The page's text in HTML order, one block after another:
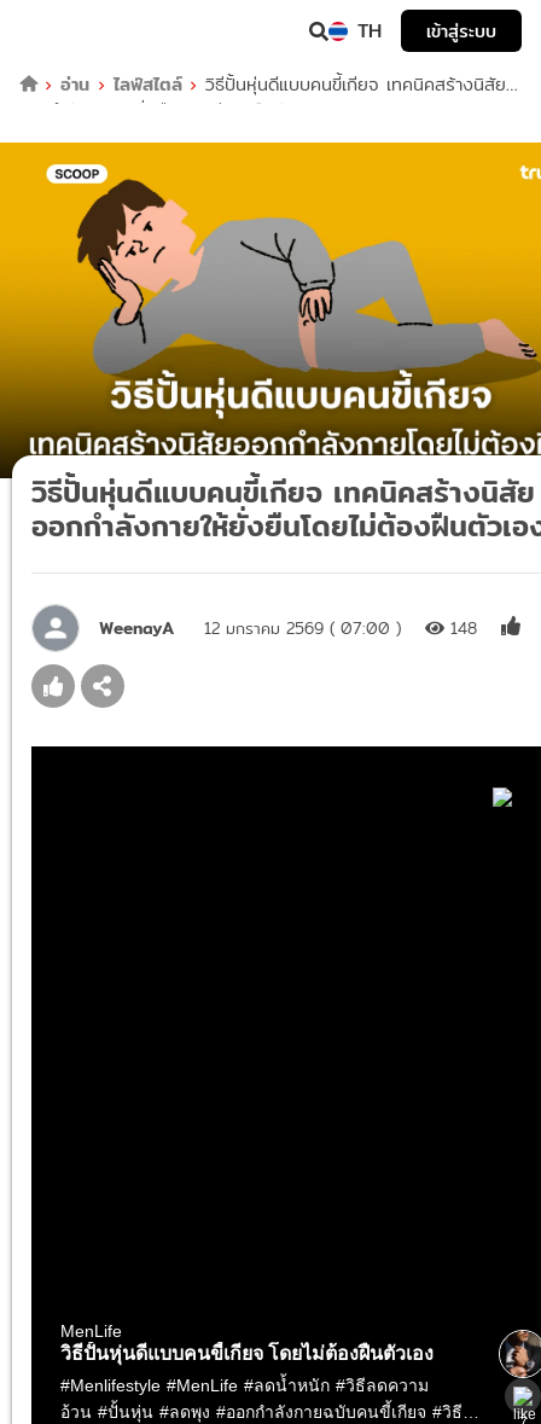
TH
เข้าสู่ระบบ
อ่าน
ไลฟ์สไตล์
วิธีปั้นหุ่นดีแบบคนขี้เกียจ เทคนิคสร้างนิสัย
ออกกำลังกายให้ยั่งยืนโดยไม่ต้องฝืนตัวเอง
วิธีปั้นหุ่นดีแบบคนขี้เกียจ เทคนิคสร้างนิสัย
ออกกำลังกายให้ยั่งยืนโดยไม่ต้องฝืนตัวเอ
WeenayA 12 มกราคม 2569 ( 07:00 ) 148